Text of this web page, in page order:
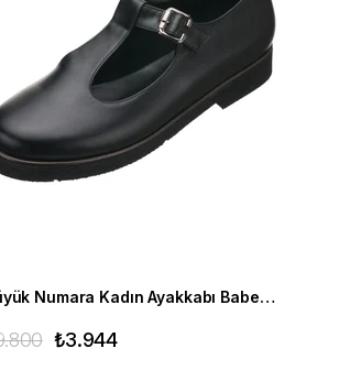
Büyük Numara Kadın Ayakkabı Babet MYG2002 siyah D
₺3.944